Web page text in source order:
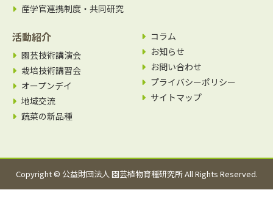
産学官連携制度・共同研究
活動紹介
園芸技術講演会
栽培技術講習会
オープンデイ
地域交流
蔬菜の新品種
コラム
お知らせ
お問い合わせ
プライバシーポリシー
サイトマップ
Copyright © 公益財団法人 園芸植物育種研究所 All Rights Reserved.